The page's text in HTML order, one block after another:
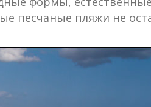
песчаные пляжи не